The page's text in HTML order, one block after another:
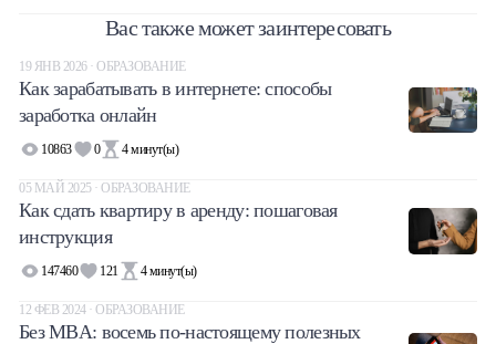
Вас также может заинтересовать
19 ЯНВ 2026 · ОБРАЗОВАНИЕ
Как зарабатывать в интернете: способы
заработка онлайн
10863 0 4минут(ы)
05 МАЙ 2025 · ОБРАЗОВАНИЕ
Как сдать квартиру в аренду: пошаговая
инструкция
147460 121 4минут(ы)
12 ФЕВ 2024 · ОБРАЗОВАНИЕ
Без MBA: восемь по-настоящему полезных